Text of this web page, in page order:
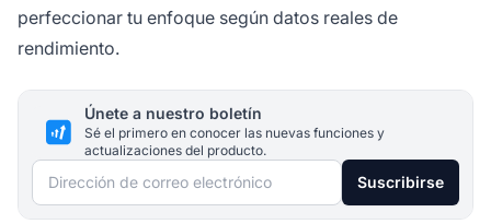
perfeccionar tu enfoque según datos reales de
rendimiento.
Únete a nuestro boletín
Sé el primero en conocer las nuevas funciones y
actualizaciones del producto.
Dirección de correo electrónico Suscribirse